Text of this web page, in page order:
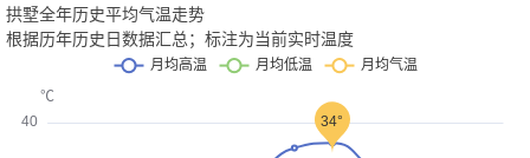
拱墅全年历史平均气温走势
根据历年历史日数据汇总；标注为当前实时温度